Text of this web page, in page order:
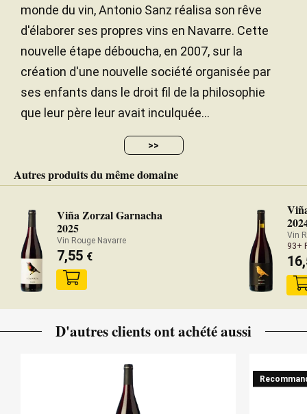
monde du vin, Antonio Sanz réalisa son rêve
d'élaborer ses propres vins en Navarre. Cette
nouvelle étape déboucha, en 2007, sur la
création d'une nouvelle société organisée par
ses enfants dans le droit fil de la philosophie
que leur père leur avait inculquée...
>>
Autres produits du même domaine
Viña Zorzal Garnacha
2025
Vin Rouge Navarre
7,55 €
Vin
93+
D'autres clients ont achété aussi